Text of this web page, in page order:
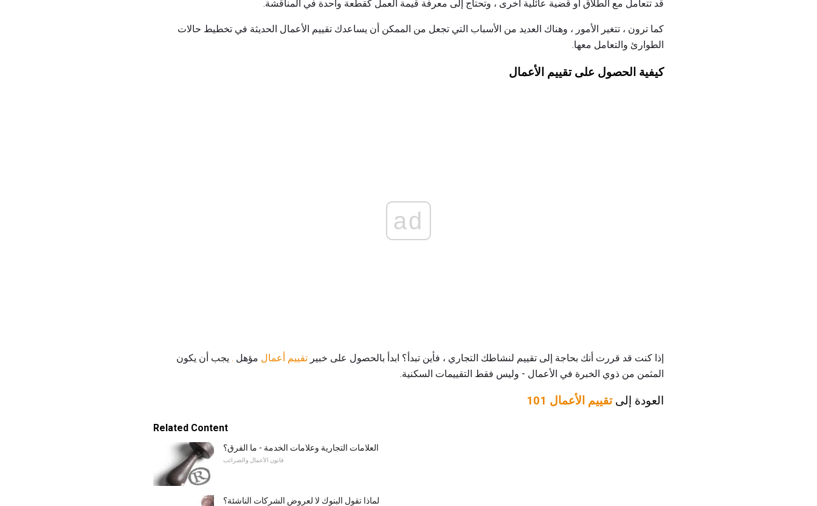
قد تتعامل مع الطلاق أو قضية عائلية أخرى ، وتحتاج إلى معرفة قيمة العمل كقطعة واحدة في المناقشة.
كما ترون ، تتغير الأمور ، وهناك العديد من الأسباب التي تجعل من الممكن أن يساعدك تقييم الأعمال الحديثة في تخطيط حالات
الطوارئ والتعامل معها.
كيفية الحصول على تقييم الأعمال
ad
إذا كنت قد قررت أنك بحاجة إلى تقييم لنشاطك التجاري ، فأين تبدأ؟ ابدأ بالحصول على خبير تقييم أعمال مؤهل . يجب أن يكون
المثمن من ذوي الخبرة في الأعمال - وليس فقط التقييمات السكنية.
العودة إلىتقييم الأعمال 101
Related Content
العلامات التجارية وعلامات الخدمة - ما الفرق؟
قانون الأعمال والضرائب
لماذا تقول البنوك لا لعروض الشركات الناشئة؟